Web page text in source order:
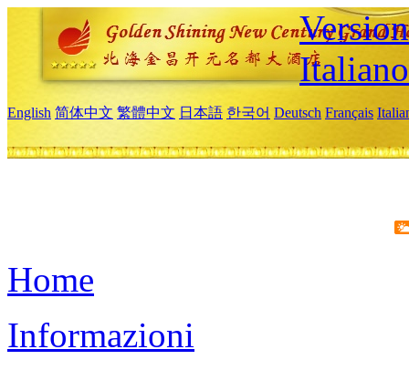
Italiano
English 简体中文 繁體中文 日本語 한국어 Deutsch Français
Home
Informazioni